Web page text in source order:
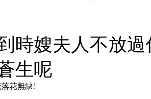
時嫂夫人不放
生呢
花無缺!